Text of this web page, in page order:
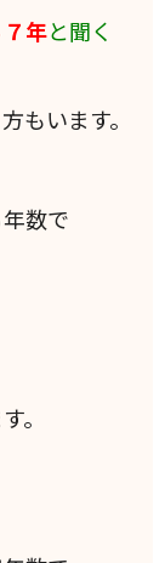
年と聞く
もいます。
数で
。